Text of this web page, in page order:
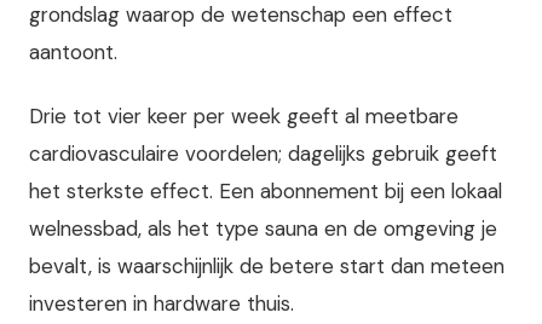
grondslag waarop de wetenschap een effect
aantoont.
Drie tot vier keer per week geeft al meetbare
cardiovasculaire voordelen; dagelijks gebruik geeft
het sterkste effect. Een abonnement bij een lokaal
welnessbad, als het type sauna en de omgeving je
bevalt, is waarschijnlijk de betere start dan meteen
investeren in hardware thuis.